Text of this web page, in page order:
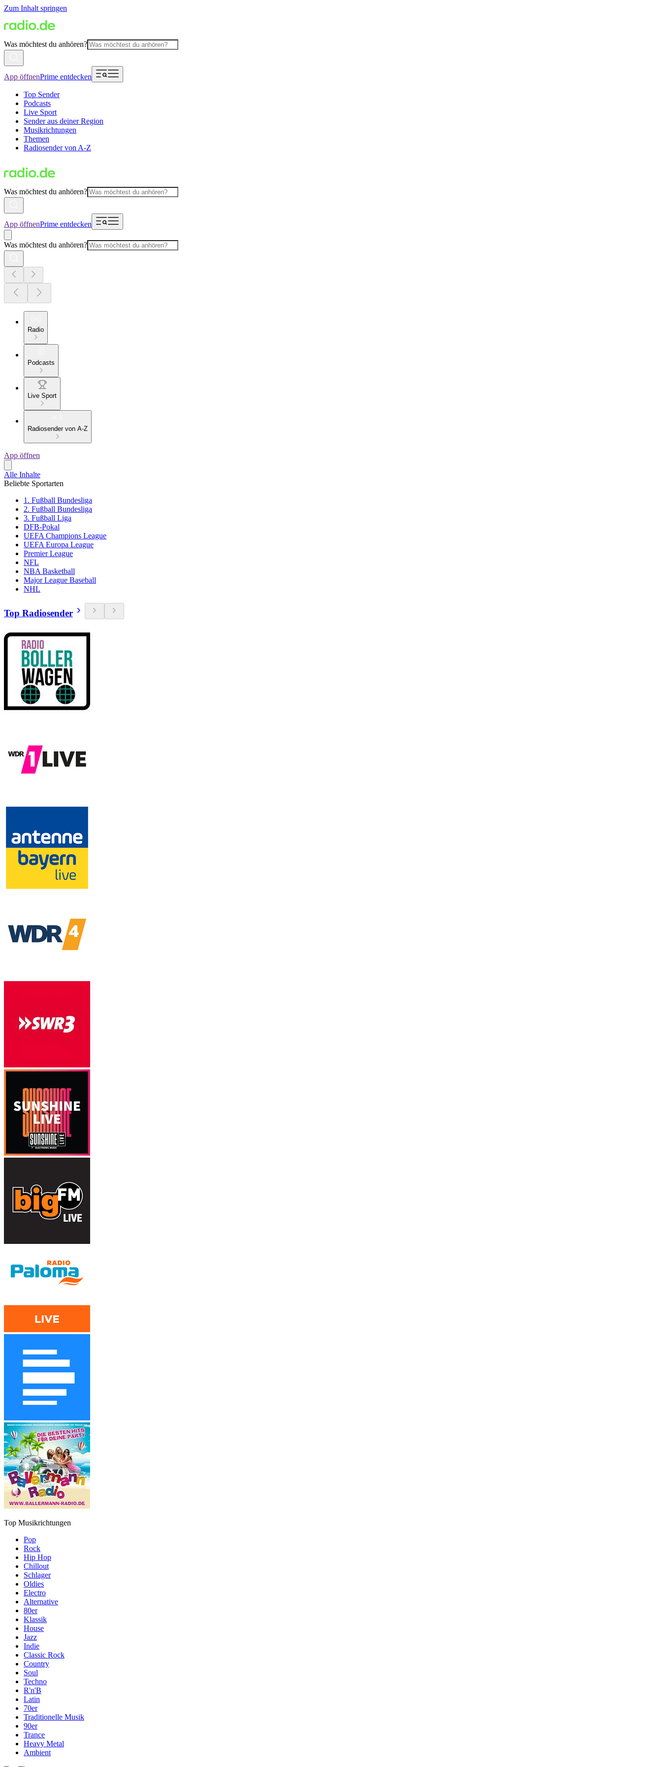
Zum Inhalt springen
Was möchtest du anhören?
App öffnenPrime entdecken
Top Sender
Podcasts
Live Sport
Sender aus deiner Region
Musikrichtungen
Themen
Radiosender von A-Z
Was möchtest du anhören?
App öffnenPrime entdecken
Was möchtest du anhören?
Radio
Podcasts
Live Sport
Radiosender von A-Z
App öffnen
Alle Inhalte
Beliebte Sportarten
1. Fußball Bundesliga
2. Fußball Bundesliga
3. Fußball Liga
DFB-Pokal
UEFA Champions League
UEFA Europa League
Premier League
NFL
NBA Basketball
Major League Baseball
NHL
Top Radiosender
Top Musikrichtungen
Pop
Rock
Hip Hop
Chillout
Schlager
Oldies
Electro
Alternative
80er
Klassik
House
Jazz
Indie
Classic Rock
Country
Soul
Techno
R'n'B
Latin
70er
Traditionelle Musik
90er
Trance
Heavy Metal
Ambient